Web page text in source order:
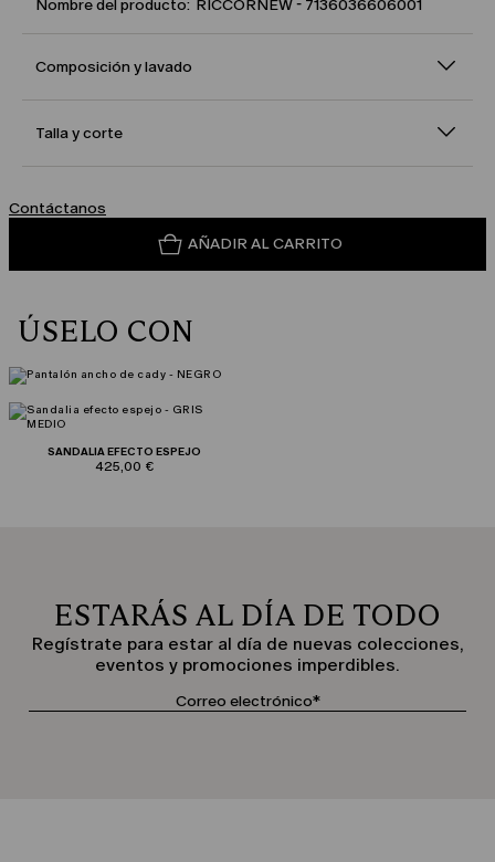
Nombre del producto: RICCORNEW - 7136036606001
Composición y lavado
Talla y corte
Contáctanos
AÑADIR AL CARRITO
ÚSELO CON
SANDALIA EFECTO ESPEJO
425,00 €
ESTARÁS AL DÍA DE TODO
Regístrate para estar al día de nuevas colecciones,
eventos y promociones imperdibles.